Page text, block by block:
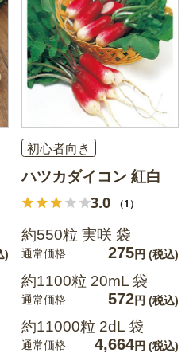
)
初心者向き
ハツカダイコン 紅白
3.0 （1）
約550粒 実咲 袋
通常価格 275円 (税込)
約1100粒 20mL 袋
通常価格 572円 (税込)
約11000粒 2dL 袋
通常価格 4,664円 (税込)